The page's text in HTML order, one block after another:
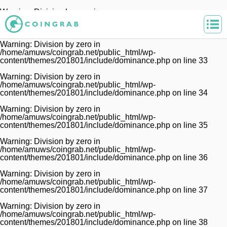
Warning
: Division by zero in
/home/amuws/coingrab.net/public_html/wp-
content/themes/201801/include/dominance.php
32
Warning: Division by zero in
/home/amuws/coingrab.net/public_html/wp-
content/themes/201801/include/dominance.php on line 33
Warning: Division by zero in
/home/amuws/coingrab.net/public_html/wp-
content/themes/201801/include/dominance.php on line 34
Warning: Division by zero in
/home/amuws/coingrab.net/public_html/wp-
content/themes/201801/include/dominance.php on line 35
Warning: Division by zero in
/home/amuws/coingrab.net/public_html/wp-
content/themes/201801/include/dominance.php on line 36
Warning: Division by zero in
/home/amuws/coingrab.net/public_html/wp-
content/themes/201801/include/dominance.php on line 37
Warning: Division by zero in
/home/amuws/coingrab.net/public_html/wp-
content/themes/201801/include/dominance.php on line 38